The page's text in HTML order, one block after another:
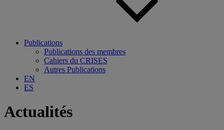
Publications
Publications des membres
Cahiers du CRISES
Autres Publications
EN
ES
Actualités